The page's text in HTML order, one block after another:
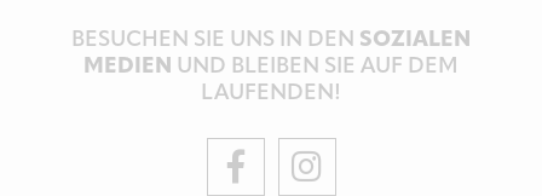
BESUCHEN SIE UNS IN DEN SOZIALEN
MEDIEN UND BLEIBEN SIE AUF DEM
LAUFENDEN!